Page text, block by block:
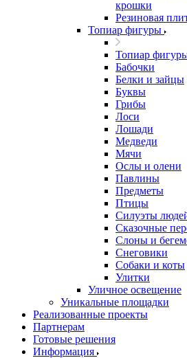
крошки
Резиновая
Топиар фигуры
Топиар
Бабочки
Белки и зайцы
Буквы
Грибы
Лоси
Лошади
Медведи
Мячи
Ослы и олени
Павлины
Предметы
Птицы
Силуэты
Сказочные
Слоны и
Снеговики
Собаки и коты
Улитки
Уличное освещение
Уникальные площадки
Реализованные проекты
Партнерам
Готовые решения
Информация